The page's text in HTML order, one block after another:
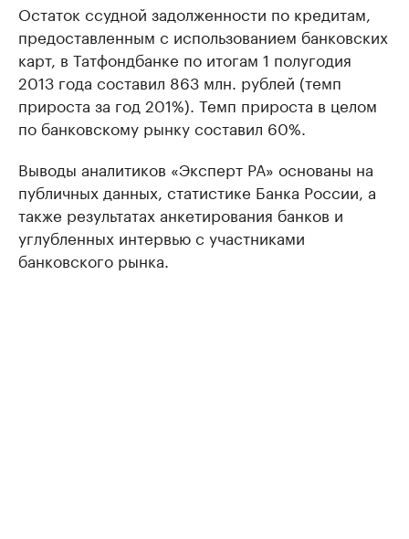
Остаток ссудной задолженности по кредитам,
предоставленным с использованием банковских
карт, в Татфондбанке по итогам 1 полугодия
2013 года составил 863 млн. рублей (темп
прироста за год 201%). Темп прироста в целом
по банковскому рынку составил 60%.
Выводы аналитиков «Эксперт РА» основаны на
публичных данных, статистике Банка России, а
также результатах анкетирования банков и
углубленных интервью с участниками
банковского рынка.